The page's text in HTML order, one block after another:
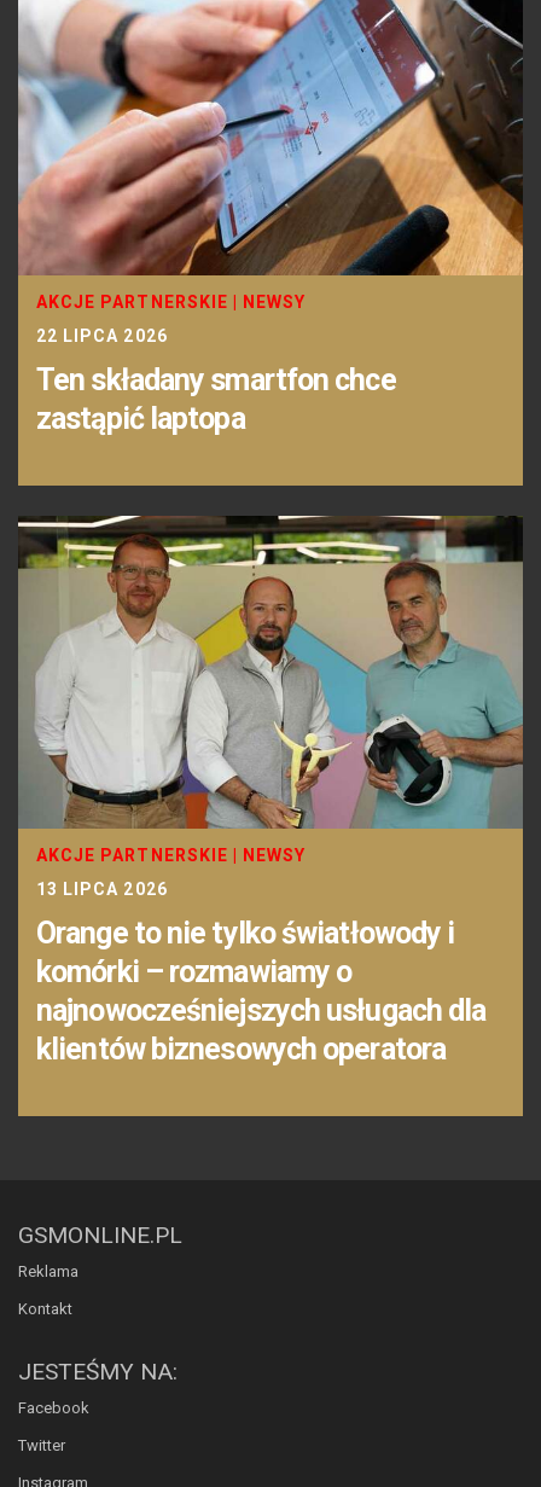
AKCJE PARTNERSKIE
NEWSY
22 LIPCA 2026
Ten składany smartfon chce
zastąpić laptopa
AKCJE PARTNERSKIE
NEWSY
13 LIPCA 2026
Orange to nie tylko światłowody i
komórki – rozmawiamy o
najnowocześniejszych usługach dla
klientów biznesowych operatora
GSMONLINE.PL
Reklama
Kontakt
JESTEŚMY NA:
Facebook
Twitter
Instagram